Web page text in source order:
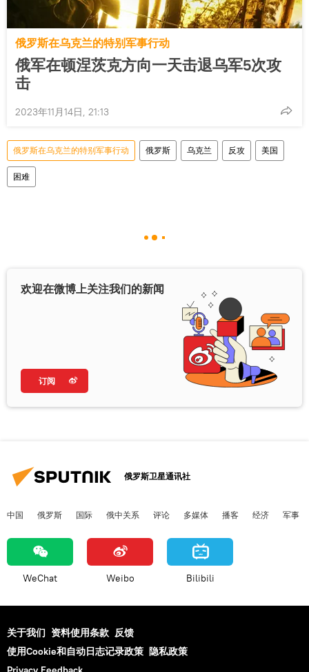
俄罗斯在乌克兰的特别军事行动
俄军在顿涅茨克方向一天击退乌军5次攻
击
2023年11月14日, 21:13
俄罗斯在乌克兰的特别军事行动 俄罗斯 乌克兰 反攻 美国
困难
欢迎在微博上关注我们的新闻
订阅
俄罗斯卫星通讯社
中国 俄罗斯 国际 俄中关系 评论 多媒体 播客 经济 军事
WeChat Weibo Bilibili
关于我们 资料使用条款 反馈
使用Cookie和自动日志记录政策 隐私政策